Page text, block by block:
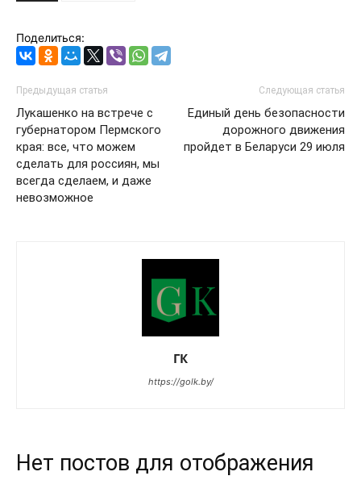
Поделиться:
Предыдущая статья
Лукашенко на встрече с
губернатором Пермского
края: все, что можем
сделать для россиян, мы
всегда сделаем, и даже
невозможное
Следующая статья
Единый день безопасности
дорожного движения
пройдет в Беларуси 29 июля
ГК
https://golk.by/
Нет постов для отображения